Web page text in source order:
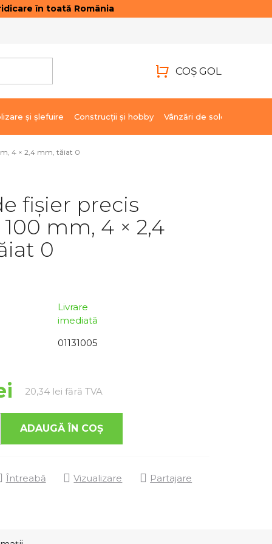
în toată România
DE
COŞ GOL
şi şlefuire Construcții și hobby Vânzări de soldare
4 × 2,4 mm, tăiat 0
fișier precis
mm, 4 × 2,4
0
Livrare
imediată
01131005
20,34 lei fără TVA
ADAUGĂ ÎN COŞ
Întreabă Vizualizare Partajare